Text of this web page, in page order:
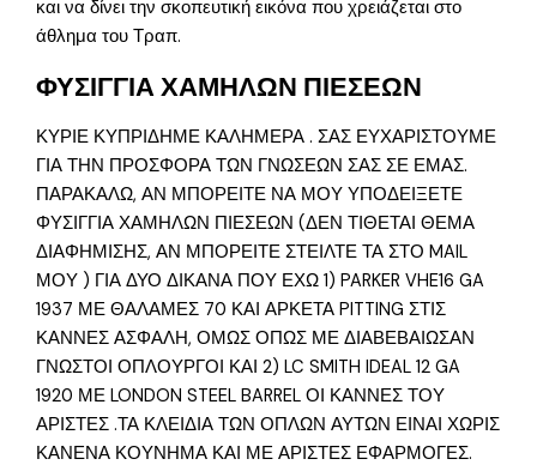
και να δίνει την σκοπευτική εικόνα που χρειάζεται στο
άθλημα του Τραπ.
ΦΥΣΙΓΓΙΑ ΧΑΜΗΛΩΝ ΠΙΕΣΕΩΝ
ΚΥΡΙΕ ΚΥΠΡΙΔΗΜΕ ΚΑΛΗΜΕΡΑ . ΣΑΣ ΕΥΧΑΡΙΣΤΟΥΜΕ
ΓΙΑ ΤΗΝ ΠΡΟΣΦΟΡΑ ΤΩΝ ΓΝΩΣΕΩΝ ΣΑΣ ΣΕ ΕΜΑΣ.
ΠΑΡΑΚΑΛΩ, ΑΝ ΜΠΟΡΕΙΤΕ ΝΑ ΜΟΥ ΥΠΟΔΕΙΞΕΤΕ
ΦΥΣΙΓΓΙΑ ΧΑΜΗΛΩΝ ΠΙΕΣΕΩΝ (ΔΕΝ ΤΙΘΕΤΑΙ ΘΕΜΑ
ΔΙΑΦΗΜΙΣΗΣ, ΑΝ ΜΠΟΡΕΙΤΕ ΣΤΕΙΛΤΕ ΤΑ ΣΤΟ MAIL
ΜΟΥ ) ΓΙΑ ΔΥΟ ΔΙΚΑΝΑ ΠΟΥ ΕΧΩ 1) PARKER VHE16 GA
1937 ΜΕ ΘΑΛΑΜΕΣ 70 ΚΑΙ ΑΡΚΕΤΑ PITTING ΣΤΙΣ
ΚΑΝΝΕΣ ΑΣΦΑΛΗ, ΟΜΩΣ ΟΠΩΣ ΜΕ ΔΙΑΒΕΒΑΙΩΣΑΝ
ΓΝΩΣΤΟΙ ΟΠΛΟΥΡΓΟΙ ΚΑΙ 2) LC SMITH IDEAL 12 GA
1920 ΜΕ LONDON STEEL BARREL ΟΙ ΚΑΝΝΕΣ ΤΟΥ
ΑΡΙΣΤΕΣ .ΤΑ ΚΛΕΙΔΙΑ ΤΩΝ ΟΠΛΩΝ ΑΥΤΩΝ ΕΙΝΑΙ ΧΩΡΙΣ
ΚΑΝΕΝΑ ΚΟΥΝΗΜΑ ΚΑΙ ΜΕ ΑΡΙΣΤΕΣ ΕΦΑΡΜΟΓΕΣ.